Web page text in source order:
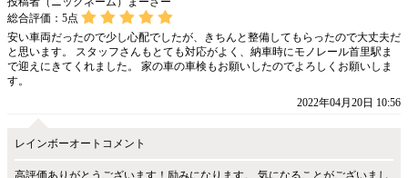
総合評価： 5点
安い車両だったので少し心配でしたが、きちんと整備してもらったので大丈夫だ
と思います。 スタッフさんもとても対応がよく、納車時にモノレール首里駅ま
で迎えにきてくれました。 家の車の車検もお願いしたのでよろしくお願いしま
す。
2022年04月20日 10:56
レインボーオートコメント